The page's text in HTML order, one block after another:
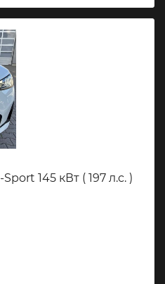
145 кВт ( 197 л.c. )